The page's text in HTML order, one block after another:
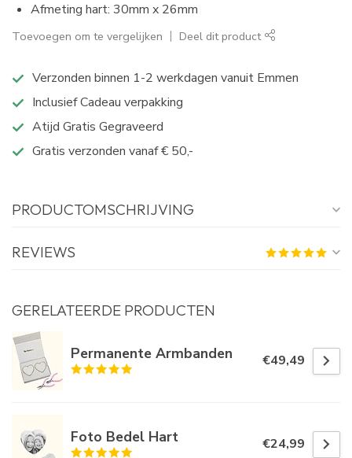
Afmeting hart: 30mm x 26mm
Toevoegen om te vergelijken Deel dit product
Verzonden binnen 1-2 werkdagen vanuit Emmen
Inclusief Cadeau verpakking
Atijd Gratis Gegraveerd
Gratis verzonden vanaf € 50,-
PRODUCTOMSCHRIJVING
REVIEWS
GERELATEERDE PRODUCTEN
Permanente Armbanden €49,49
Foto Bedel Hart €24,99